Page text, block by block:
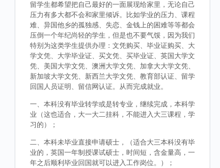
留学生都希望把自己最好的一面展现给家里，无论自己
压力有多大都不会和家里倾诉。比如学业的压力、课程
难、异国他乡的孤独感、失恋、金钱上的困难等等都会
压倒一个年纪尚轻的学生，但是也不要气馁，因为我们
特别为这类学生提供办理：文凭购买、毕业证购买、大
学文凭、大学毕业证、买文凭、买毕业证、英国大学文
凭、美国大学文凭、澳洲大学文凭、加拿大大学文凭、
新加坡大学文凭、新西兰大学文凭、教育部认证、留学
回国人员证明、留信网认证。从而完成就业。
一、本科没有毕业转学或是转专业，继续完成，本科学
业（这也适合，大一大二挂科，不能进入大三课程，学
习的）；
二、本科未毕业直接申请硕士，（适合大三本科没有毕
业的，英国一年制授课试硕士，时间短，含金量高，一
年之后顺利毕业回国就可以进入工作岗位。）；